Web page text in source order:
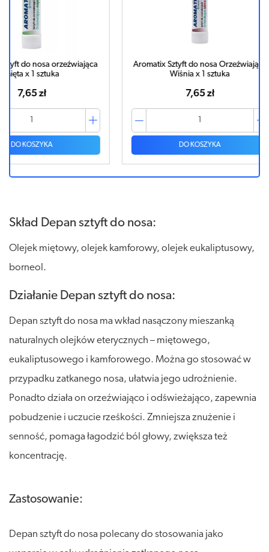
Aromatix Sztyft do nosa Orzeźwiająca
Aromatix
Skład Depan sztyft do nosa:
Olejek miętowy, olejek kamforowy, olejek eukaliptusowy,
borneol.
Działanie Depan sztyft do nosa:
Depan sztyft do nosa ma wkład nasączony mieszanką
naturalnych olejków eterycznych – miętowego,
eukaliptusowego i kamforowego. Można go stosować w
przypadku zatkanego nosa, ułatwia jego udrożnienie.
Ponadto działa on orzeźwiająco i odświeżająco, zapewnia
pobudzenie i uczucie rześkości. Zmniejsza znużenie i
senność, pomaga łagodzić ból głowy, zwiększa też
koncentrację.
Zastosowanie:
Depan sztyft do nosa polecany do stosowania jako